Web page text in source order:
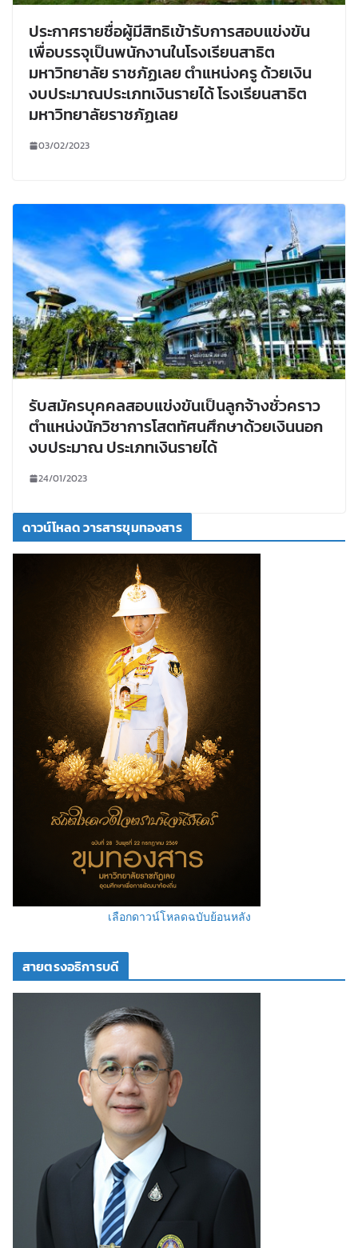
ประกาศรายชื่อผู้มีสิทธิเข้ารับการสอบแข่งขัน
เพื่อบรรจุเป็นพนักงานในโรงเรียนสาธิต
มหาวิทยาลัย ราชภัฏเลย ตำแหน่งครู ด้วยเงิน
งบประมาณประเภทเงินรายได้ โรงเรียนสาธิต
มหาวิทยาลัยราชภัฏเลย
03/02/2023
รับสมัครบุคคลสอบแข่งขันเป็นลูกจ้างชั่วคราว
ตำแหน่งนักวิชาการโสตทัศนศึกษาด้วยเงินนอก
งบประมาณ ประเภทเงินรายได้
24/01/2023
ดาวน์โหลด วารสารขุมทองสาร
เลือกดาวน์โหลดฉบับย้อนหลัง
สายตรงอธิการบดี